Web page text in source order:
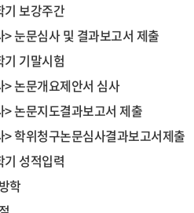
기 보강주간
> 눈문심사 및 결과보고서 제출
기 기말시험
> 논문개요제안서 심사
> 논문지도결과보고서 제출
> 학위청구논문심사결과보고서제출
기 성적입력
학